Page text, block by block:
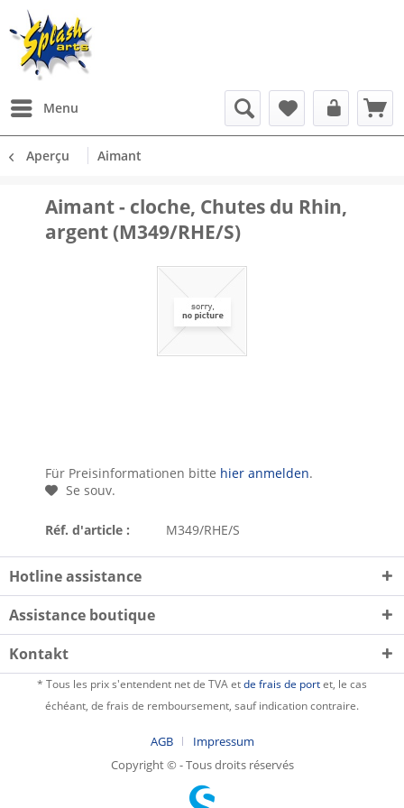
Menu
Aperçu Aimant
Aimant - cloche, Chutes du Rhin,
argent (M349/RHE/S)
Für Preisinformationen bitte hier anmelden.
Se souv.
Réf. d'article : M349/RHE/S
Hotline assistance
Assistance boutique
Kontakt
* Tous les prix s'entendent net de TVA etde frais de portet, le cas
échéant, de frais de remboursement, sauf indication contraire.
AGB
Impressum
Copyright © - Tous droits réservés